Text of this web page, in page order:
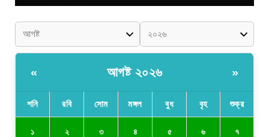
« আগষ্ট ২০২৬ »
শনি রবি সোম মঙ্গল বুধ বৃহ শুক্র
১ ২ ৩ ৪ ৫ ৬ ৭